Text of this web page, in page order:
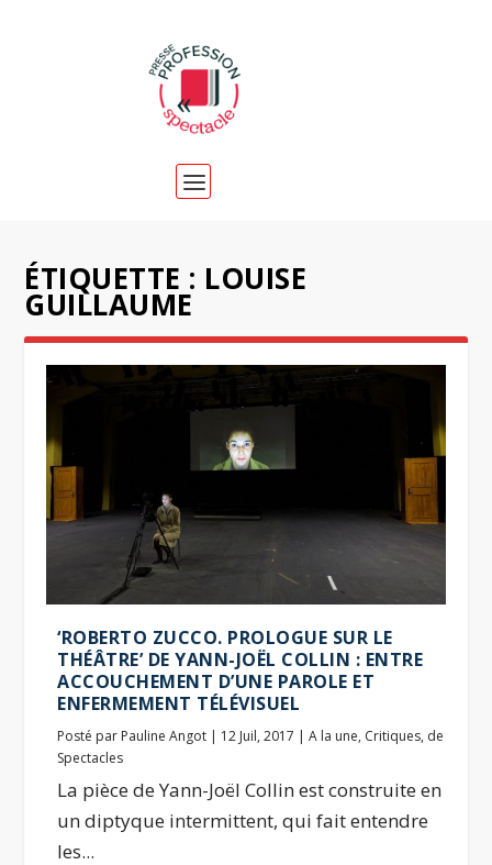
ÉTIQUETTE : LOUISE
GUILLAUME
‘ROBERTO ZUCCO. PROLOGUE SUR LE
THÉÂTRE’ DE YANN-JOËL COLLIN : ENTRE
ACCOUCHEMENT D’UNE PAROLE ET
ENFERMEMENT TÉLÉVISUEL
Posté par Pauline Angot | 12 Juil, 2017 |A la une, Critiques, de
Spectacles
La pièce de Yann-Joël Collin est construite en
un diptyque intermittent, qui fait entendre
les...